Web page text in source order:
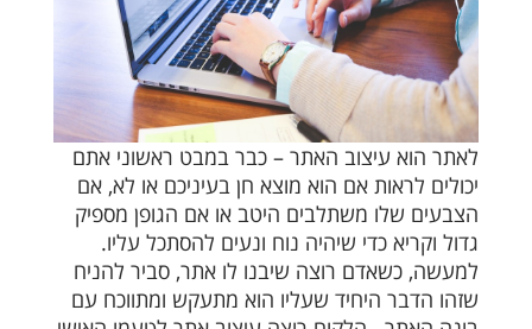
לאתר הוא עיצוב האתר – כבר במבט ראשוני אתם
יכולים לראות אם הוא מוצא חן בעיניכם או לא, אם
הצבעים שלו משתלבים היטב או אם הגופן מספיק
גדול וקריא כדי שיהיה נוח ונעים להסתכל עליו.
למעשה, כשאדם רוצה שיבנו לו אתר, סביר להניח
שזהו הדבר היחיד שעליו הוא מתעקש ומתווכח עם